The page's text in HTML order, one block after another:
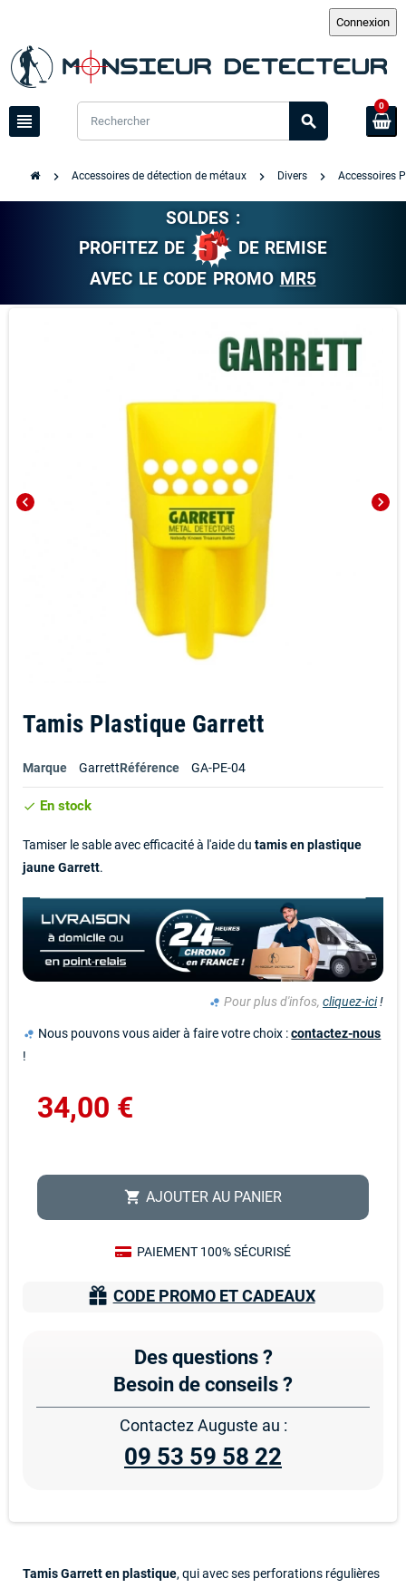
view_headline search
0
chevron_right Accessoires de détection de métaux chevron_right Divers chevron_right Accessoires
SOLDES :
PROFITEZ DE
DE REMISE
AVEC LE CODE PROMO MR5
chevron_left chevron_right
Tamis Plastique Garrett
Marque GarrettRéférence GA-PE-04
check En stock
Tamiser le sable avec efficacité à l'aide du tamis en plastique
jaune Garrett.
bubble_chart Pour plus d'infos, cliquez-ici!
bubble_chart Nous pouvons vous aider à faire votre choix :contactez-nous
!
34,00 €
shopping_cart AJOUTER AU PANIER
PAIEMENT 100% SÉCURISÉ
CODE PROMO ET CADEAUX
Des questions ?
Besoin de conseils ?
Contactez Auguste au :
09 53 59 58 22
Tamis Garrett en plastique, qui avec ses perforations régulières